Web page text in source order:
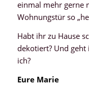
einmal mehr gerne
Wohnungstür so
Habt ihr zu Hause
dekotiert? Und
ich?
Eure Marie